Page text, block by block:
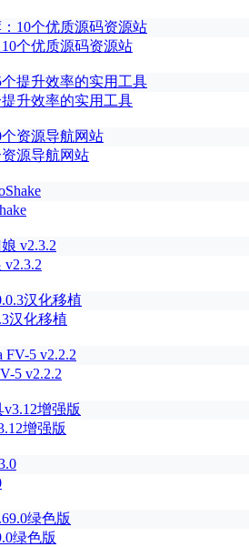
个优质源码资源站
升效率的实用工具
源导航网站
汉化移植
5 v2.2.2
增强版
绿色版